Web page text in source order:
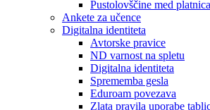
Pustolovščine med
Ankete za učence
Digitalna identiteta
Avtorske pravice
ND varnost na spletu
Digitalna identiteta
Sprememba gesla
Eduroam povezava
Zlata pravila uporabe